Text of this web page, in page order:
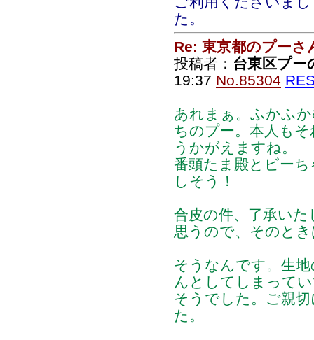
た。
Re: 東京都のプーさ
投稿者： 台東区プー
19:37 No.85304
あれまぁ。ふかふ
ちのプー。本人も
うかがえますね。
番頭たま殿とビー
しそう！
合皮の件、了承い
思うので、そのと
そうなんです。生
んとしてしまって
そうでした。ご親
た。